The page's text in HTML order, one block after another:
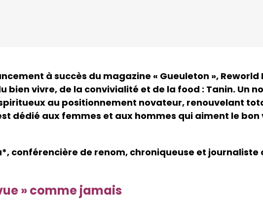
à succès du magazine « Gueuleton », Reworld
bien vivre, de la convivialité et de la food : Tanin. Un
au positionnement novateur, renouvelant
dédié aux femmes et aux hommes qui aiment le bon
conférencière de renom, chroniqueuse et journaliste
» comme jamais